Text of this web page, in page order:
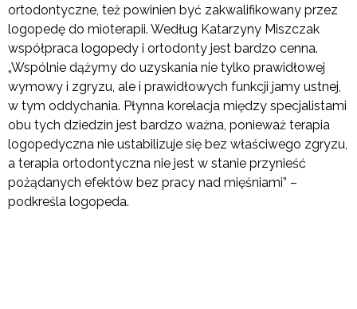
ortodontyczne, też powinien być zakwalifikowany przez
logopedę do mioterapii. Według Katarzyny Miszczak
współpraca logopedy i ortodonty jest bardzo cenna.
„Wspólnie dążymy do uzyskania nie tylko prawidłowej
wymowy i zgryzu, ale i prawidłowych funkcji jamy ustnej,
w tym oddychania. Płynna korelacja między specjalistami
obu tych dziedzin jest bardzo ważna, ponieważ terapia
logopedyczna nie ustabilizuje się bez właściwego zgryzu,
a terapia ortodontyczna nie jest w stanie przynieść
pożądanych efektów bez pracy nad mięśniami” –
podkreśla logopeda.